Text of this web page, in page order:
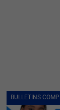
BULLETINS